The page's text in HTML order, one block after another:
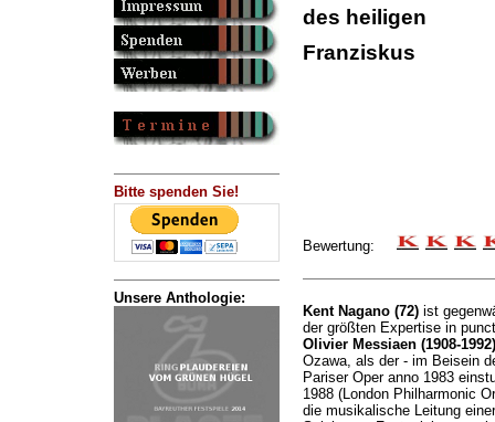
Bitte spenden Sie!
Unsere Anthologie:
des heiligen
Franziskus
Bewertung:
Kent Nagano (72)ist
der größten Expertise in
Olivier Messiaen (1908-1992)
Ozawa, als der - im Beisein
Pariser Oper anno 1983
1988 (London Philharmonic
die musikalische Leitung